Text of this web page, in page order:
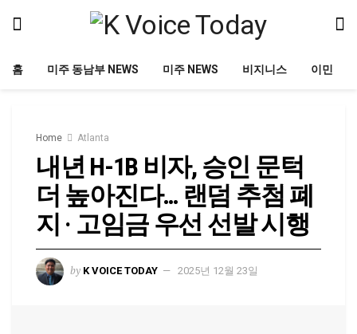
홈 미주 동남부 NEWS 미주 NEWS 비지니스 이민
Home Atlanta
내년 H-1B 비자, 승인 문턱
더 높아진다… 랜덤 추첨 폐
지 · 고임금 우선 선발 시행
by K VOICE TODAY 2025년 12월 23일